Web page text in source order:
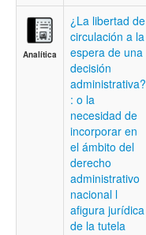
Analítica
¿La libertad de
circulación a la
espera de una
decisión
administrativa?
: o la
necesidad de
incorporar en
el ámbito del
derecho
administrativo
nacional l
afigura jurídica
de la tutela